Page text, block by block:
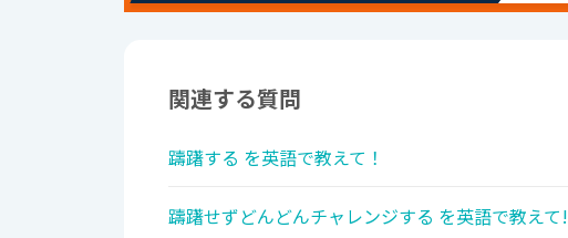
関連する質問
躊躇する を英語で教えて！
躊躇せずどんどんチャレンジする を英語で教えて!